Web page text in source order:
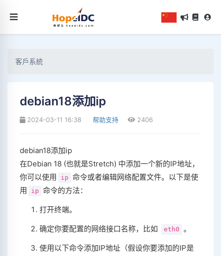
客戶系統
debian18添加ip
2024-03-11 16:38 帮助支持 2406
debian18添加ip
在Debian 18 (也就是Stretch) 中添加一个新的IP地址，
你可以使用
ip 命令或者编辑网络配置文件。以下是使
用
ip 命令的方法：
打开终端。
确定你要配置的网络接口名称，比如 eth0 。
使用以下命令添加IP地址（假设你要添加的IP是